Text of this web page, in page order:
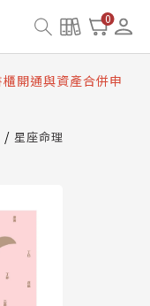
0
併與書櫃開通申請
題
開通與資產合併申
併與書櫃開通申請
星座命理